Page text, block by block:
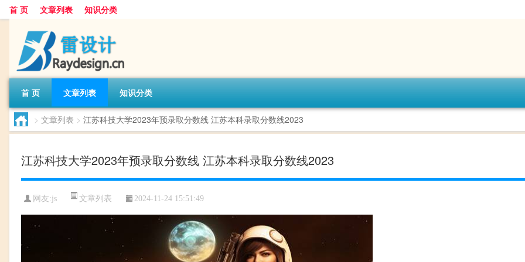
首 页 文章列表 知识分类
首 页 文章列表 知识分类
> 文章列表 > 江苏科技大学2023年预录取分数线 江苏本科录取分数线2023
江苏科技大学2023年预录取分数线 江苏本科录取分数线2023
网友:js 文章列表 2024-11-24 15:51:49